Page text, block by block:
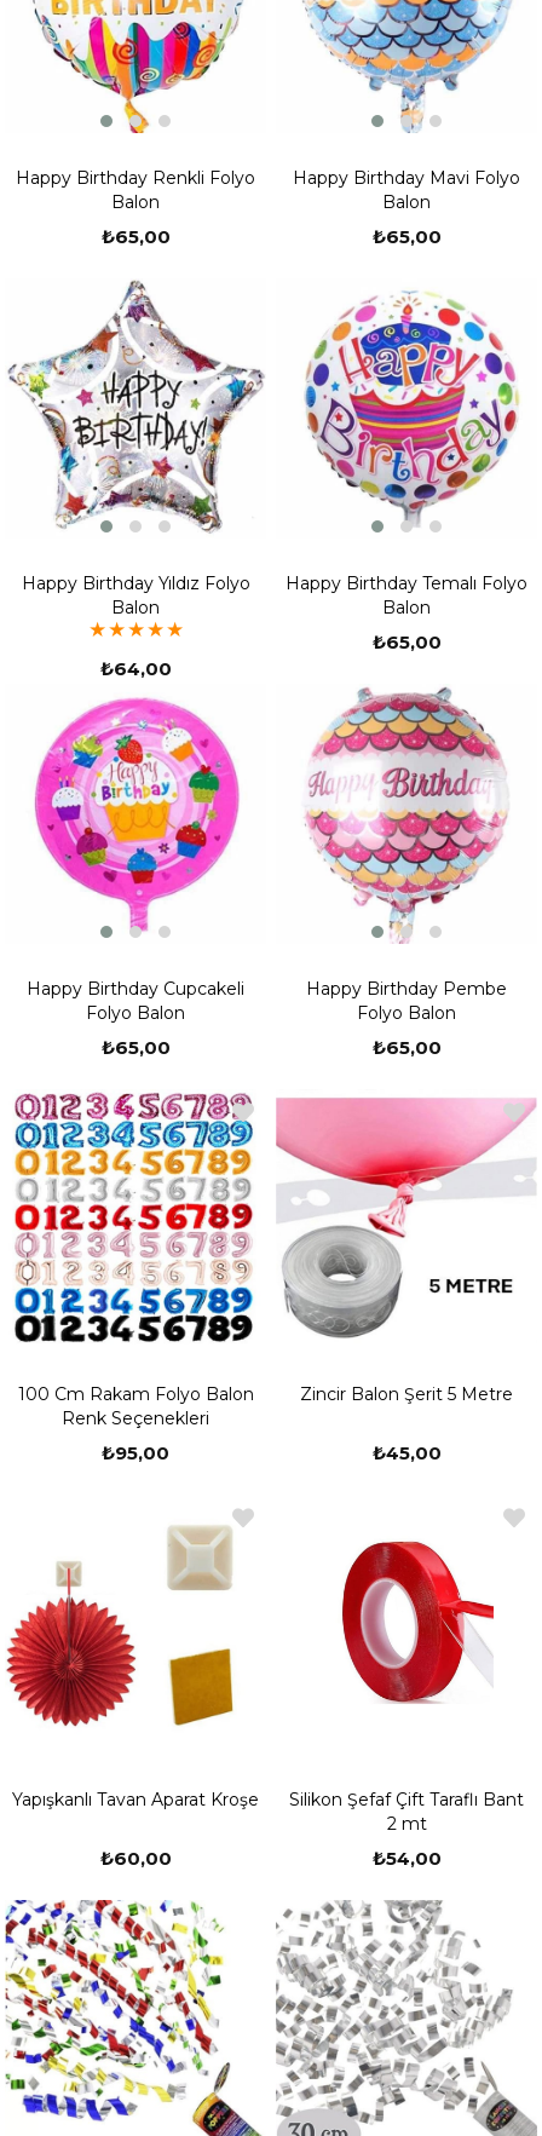
Happy Birthday Renkli Folyo
Balon
₺65,00
Happy Birthday Mavi Folyo
Balon
₺65,00
Happy Birthday Yıldız Folyo
Balon
★★★★★
₺64,00
Happy Birthday Temalı Folyo
Balon
₺65,00
Happy Birthday Cupcakeli
Folyo Balon
₺65,00
Happy Birthday Pembe
Folyo Balon
₺65,00
100 Cm Rakam Folyo Balon
Renk Seçenekleri
₺95,00
Zincir Balon Şerit 5 Metre
₺45,00
Yapışkanlı Tavan Aparat Kroşe
₺60,00
Silikon Şefaf Çift Taraflı Bant
2 mt
₺54,00